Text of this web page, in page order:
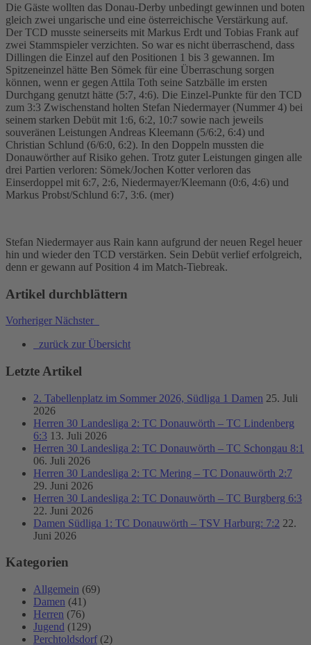
Die Gäste wollten das Donau-Derby unbedingt gewinnen und boten
gleich zwei ungarische und eine österreichische Verstärkung auf.
Der TCD musste seinerseits mit Markus Erdt und Tobias Frank auf
zwei Stammspieler verzichten. So war es nicht überraschend, dass
Dillingen die Einzel auf den Positionen 1 bis 3 gewannen. Im
Spitzeneinzel hätte Ben Sömek für eine Überraschung sorgen
können, wenn er gegen Attila Toth seine Satzbälle im ersten
Durchgang genutzt hätte (5:7, 4:6). Die Einzel-Punkte für den TCD
zum 3:3 Zwischenstand holten Stefan Niedermayer (Nummer 4) bei
seinem starken Debüt mit 1:6, 6:2, 10:7 sowie nach jeweils
souveränen Leistungen Andreas Kleemann (5/6:2, 6:4) und
Christian Schlund (6/6:0, 6:2). In den Doppeln mussten die
Donauwörther auf Risiko gehen. Trotz guter Leistungen gingen alle
drei Partien verloren: Sömek/Jochen Kotter verloren das
Einserdoppel mit 6:7, 2:6, Niedermayer/Kleemann (0:6, 4:6) und
Markus Probst/Schlund 6:7, 3:6. (mer)
Stefan Niedermayer aus Rain kann aufgrund der neuen Regel heuer
hin und wieder den TCD verstärken. Sein Debüt verlief erfolgreich,
denn er gewann auf Position 4 im Match-Tiebreak.
Artikel durchblättern
Vorheriger Nächster
zurück zur Übersicht
Letzte Artikel
2. Tabellenplatz im Sommer 2026, Südliga 1 Damen 25. Juli
2026
Herren 30 Landesliga 2: TC Donauwörth – TC Lindenberg
6:3 13. Juli 2026
Herren 30 Landesliga 2: TC Donauwörth – TC Schongau 8:1
06. Juli 2026
Herren 30 Landesliga 2: TC Mering – TC Donauwörth 2:7
29. Juni 2026
Herren 30 Landesliga 2: TC Donauwörth – TC Burgberg 6:3
22. Juni 2026
Damen Südliga 1: TC Donauwörth – TSV Harburg: 7:2 22.
Juni 2026
Kategorien
Allgemein (69)
Damen (41)
Herren (76)
Jugend (129)
Perchtoldsdorf (2)